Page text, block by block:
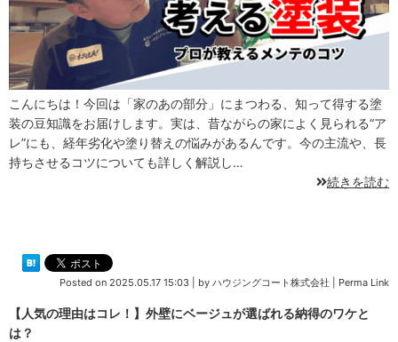
こんにちは！今回は「家のあの部分」にまつわる、知って得する塗
装の豆知識をお届けします。実は、昔ながらの家によく見られる“ア
レ”にも、経年劣化や塗り替えの悩みがあるんです。今の主流や、長
持ちさせるコツについても詳しく解説し…
続きを読む
Posted on 2025.05.17 15:03 by ハウジングコート株式会社 Perma Link
【人気の理由はコレ！】外壁にベージュが選ばれる納得のワケと
は？